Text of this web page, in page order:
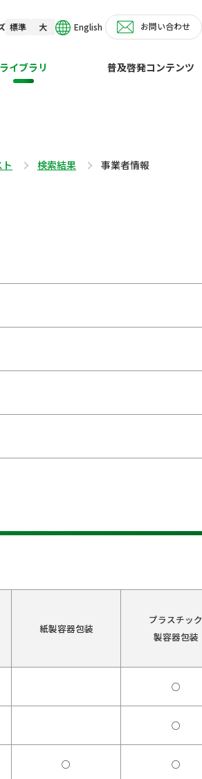
標準 大 English お問い合わせ
ライブラリ 普及啓発コンテンツ
検索結果 事業者情報
紙製容器包装
プラスチック
製容器包装
○
○
○ ○